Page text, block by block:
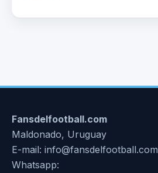
Fansdelfootball.com
Maldonado, Uruguay
E-mail: info@fansdelfootball.com
Whatsapp: